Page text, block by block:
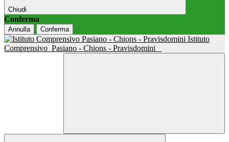
Chiudi
Conferma
Annulla Conferma
Istituto
Comprensivo Pasiano - Chions - Pravisdomini